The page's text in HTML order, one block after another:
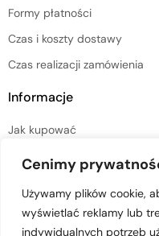
Cenimy
Używamy plików cookie,
wyświetlać reklamy lub
indywidualnych potrzeb
Formy płatności
Czas i koszty dostawy
Czas realizacji zamówienia
Informacje
Jak kupować
Regulamin sklepu